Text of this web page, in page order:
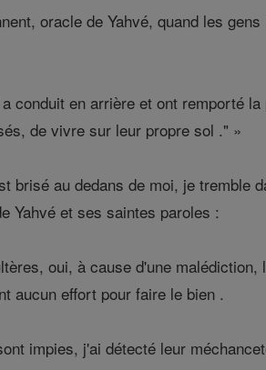
oracle de Yahvé, quand les
conduit en arrière et ont remporté
de vivre sur leur propre sol ." »
brisé au dedans de moi, je
Yahvé et ses saintes paroles :
oui, à cause d'une
aucun effort pour faire le bien .
impies, j'ai détecté leur